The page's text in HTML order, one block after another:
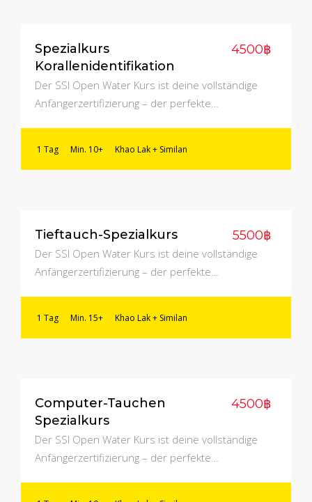
Spezialkurs
Korallenidentifikation
4500฿
Der SSI Open Water Kurs ist deine vollständige
Anfängerzertifizierung – der perfekte…
1 Tag Min. 10+ Khao Lak + Similan
Tieftauch-Spezialkurs 5500฿
Der SSI Open Water Kurs ist deine vollständige
Anfängerzertifizierung – der perfekte…
1 Tag Min. 15+ Khao Lak + Similan
Computer-Tauchen
Spezialkurs
4500฿
Der SSI Open Water Kurs ist deine vollständige
Anfängerzertifizierung – der perfekte…